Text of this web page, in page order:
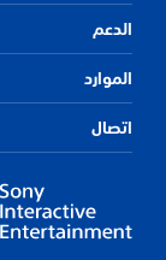
الدعم
الموارد
اتصال